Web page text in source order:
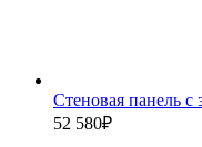
Стеновая панель с
52 580₽